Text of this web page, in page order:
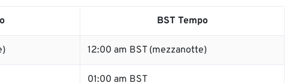
BST Tempo
12:00 am BST (mezzanotte)
01:00 am BST